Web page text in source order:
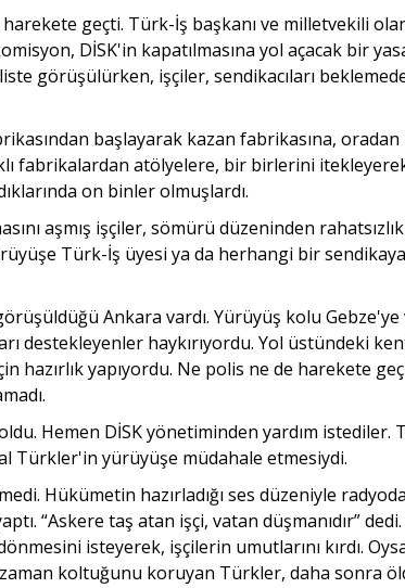
geçti. Türk-İş başkanı ve milletvekili
DİSK'in kapatılmasına yol açacak bir
görüşülürken, işçiler, sendikacıları
başlayarak kazan fabrikasına, oradan
fabrikalardan atölyelere, bir birlerini
on binler olmuşlardı.
aşmış işçiler, sömürü düzeninden
Türk-İş üyesi ya da herhangi bir
Ankara vardı. Yürüyüş kolu Gebze'ye
destekleyenler haykırıyordu. Yol üstündeki
hazırlık yapıyordu. Ne polis ne de harekete
Hemen DİSK yönetiminden yardım istediler.
Türkler'in yürüyüşe müdahale etmesiydi.
Hükümetin hazırladığı ses düzeniyle
“Askere taş atan işçi, vatan düşmanıdır” dedi.
isteyerek, işçilerin umutlarını kırdı.
koltuğunu koruyan Türkler, daha sonra